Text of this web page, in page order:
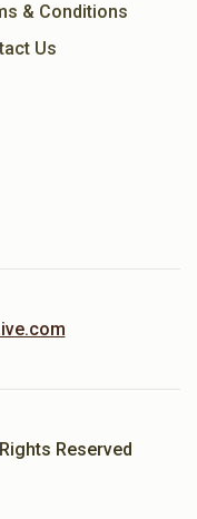
& Conditions
Us
Reserved